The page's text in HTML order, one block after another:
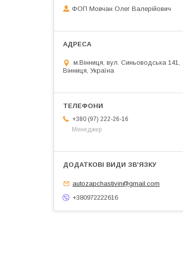
ФОП Мовчан Олег Валерійович
м.Вінниця, вул. Синьоводська 141,
Вінниця, Україна
+380 (97) 222-26-16
Менеджер
autozapchastivin@gmail.com
+380972222616